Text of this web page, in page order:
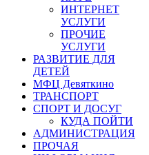
ИНТЕРНЕТ
УСЛУГИ
ПРОЧИЕ
УСЛУГИ
РАЗВИТИЕ ДЛЯ
ДЕТЕЙ
МФЦ Девяткино
ТРАНСПОРТ
СПОРТ И ДОСУГ
КУДА ПОЙТИ
АДМИНИСТРАЦИЯ
ПРОЧАЯ